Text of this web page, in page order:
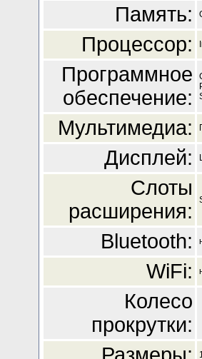
Память:
Процессор:
Программное
обеспечение:
Мультимедиа:
Дисплей:
Слоты
расширения:
Bluetooth:
WiFi:
Колесо
прокрутки: